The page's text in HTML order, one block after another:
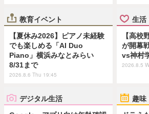
教育イベント
【夏休み2026】ピアノ未経験
でも楽しめる「AI Duo
Piano」横浜みなとみらい
8/31まで
2026.8.6 Thu 19:45
生活
【高校
が開幕
vs神村
2026.8.5
デジタル生活 趣味